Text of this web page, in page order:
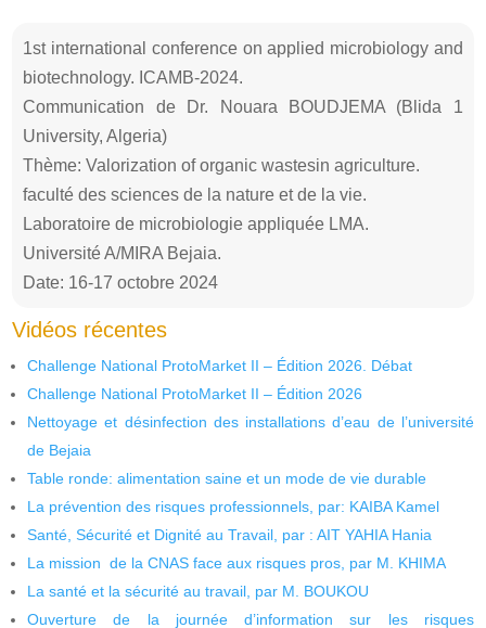
1st international conference on applied microbiology and
biotechnology. ICAMB-2024.
Communication de Dr. Nouara BOUDJEMA (Blida 1
University, Algeria)
Thème: Valorization of organic wastesin agriculture.
faculté des sciences de la nature et de la vie.
Laboratoire de microbiologie appliquée LMA.
Université A/MIRA Bejaia.
Date: 16-17 octobre 2024
Vidéos récentes
Challenge National ProtoMarket II – Édition 2026. Débat
Challenge National ProtoMarket II – Édition 2026
Nettoyage et désinfection des installations d’eau de l’université
de Bejaia
Table ronde: alimentation saine et un mode de vie durable
La prévention des risques professionnels, par: KAIBA Kamel
Santé, Sécurité et Dignité au Travail, par : AIT YAHIA Hania
La mission de la CNAS face aux risques pros, par M. KHIMA
La santé et la sécurité au travail, par M. BOUKOU
Ouverture de la journée d’information sur les risques